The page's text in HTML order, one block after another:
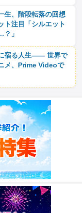
生、階段転落の回想
注目「シルエット
」
宿る人生―― 世界で
メ、Prime Videoで